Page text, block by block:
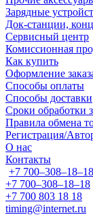
Зарядные
Док-станции,
Сервисный центр
Комиссионная
Как купить
Оформление
Способы оплаты
Способы доставки
Сроки обработки
Правила обмена
Регистрация/
О нас
Контакты
+7 700‒308‒18‒18
+7 700‒308‒18‒18
+7 700 803 18 18
timing@internet.ru